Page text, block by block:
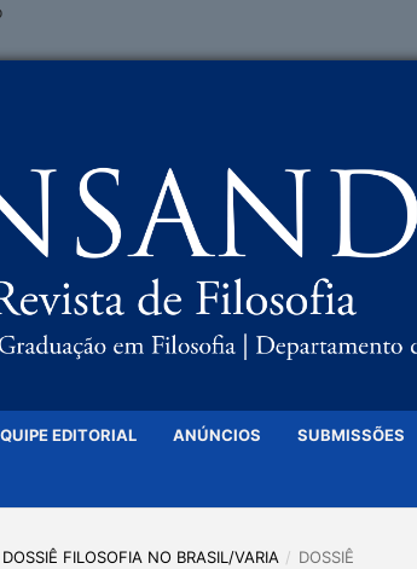
EDITORIAL ANÚNCIOS SUBMISSÕES
FILOSOFIA NO BRASIL/VARIA / DOSSIÊ